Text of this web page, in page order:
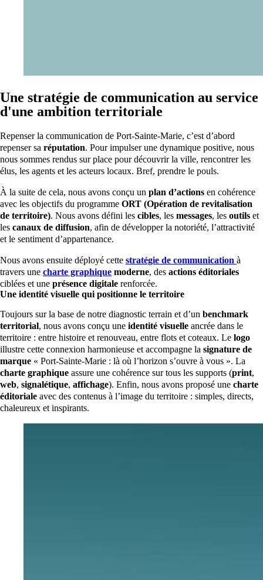
Une stratégie de communication au service
d'une ambition territoriale
Repenser la communication de Port-Sainte-Marie, c’est d’abord
repenser sa réputation. Pour impulser une dynamique positive, nous
nous sommes rendus sur place pour découvrir la ville, rencontrer les
élus, les agents et les acteurs locaux. Bref, prendre le pouls.
À la suite de cela, nous avons conçu un plan d’actions en cohérence
avec les objectifs du programme ORT (Opération de revitalisation
de territoire). Nous avons défini les cibles, les messages, les outils et
les canaux de diffusion, afin de développer la notoriété, l’attractivité
et le sentiment d’appartenance.
Nous avons ensuite déployé cette stratégie de communication à
travers une charte graphique moderne, des actions éditoriales
ciblées et une présence digitale renforcée.
Une identité visuelle qui positionne le territoire
Toujours sur la base de notre diagnostic terrain et d’un benchmark
territorial, nous avons conçu une identité visuelle ancrée dans le
territoire : entre histoire et renouveau, entre flots et coteaux. Le logo
illustre cette connexion harmonieuse et accompagne la signature de
marque « Port-Sainte-Marie : là où l’horizon s’ouvre à vous ». La
charte graphique assure une cohérence sur tous les supports (print,
web, signalétique, affichage). Enfin, nous avons proposé une charte
éditoriale avec des contenus à l’image du territoire : simples, directs,
chaleureux et inspirants.